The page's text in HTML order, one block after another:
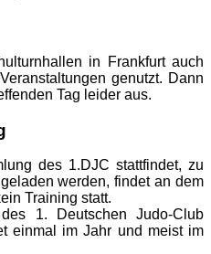
in Frankfurt auch
genutzt. Dann
Tag leider aus.
des 1.DJC stattfindet, zu
werden, findet an dem
Training statt.
1. Deutschen Judo-Club
einmal im Jahr und meist im